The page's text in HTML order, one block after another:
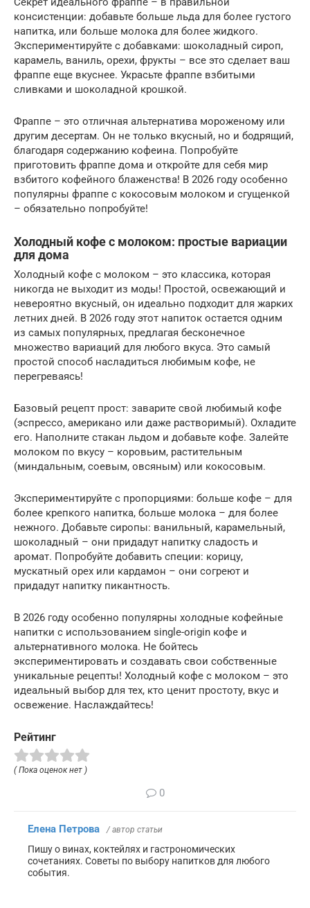
консистенции: добавьте больше льда для более густого
напитка, или больше молока для более жидкого.
Экспериментируйте с добавками: шоколадный сироп,
карамель, ваниль, орехи, фрукты – все это сделает ваш
фраппе еще вкуснее. Украсьте фраппе взбитыми
сливками и шоколадной крошкой.
Фраппе – это отличная альтернатива мороженому или
другим десертам. Он не только вкусный, но и бодрящий,
благодаря содержанию кофеина. Попробуйте
приготовить фраппе дома и откройте для себя мир
взбитого кофейного блаженства! В 2026 году особенно
популярны фраппе с кокосовым молоком и сгущенкой
– обязательно попробуйте!
Холодный кофе с молоком: простые вариации
для дома
Холодный кофе с молоком – это классика, которая
никогда не выходит из моды! Простой, освежающий и
невероятно вкусный, он идеально подходит для жарких
летних дней. В 2026 году этот напиток остается одним
из самых популярных, предлагая бесконечное
множество вариаций для любого вкуса. Это самый
простой способ насладиться любимым кофе, не
перегреваясь!
Базовый рецепт прост: заварите свой любимый кофе
(эспрессо, американо или даже растворимый). Охладите
его. Наполните стакан льдом и добавьте кофе. Залейте
молоком по вкусу – коровьим, растительным
(миндальным, соевым, овсяным) или кокосовым.
Экспериментируйте с пропорциями: больше кофе – для
более крепкого напитка, больше молока – для более
нежного. Добавьте сиропы: ванильный, карамельный,
шоколадный – они придадут напитку сладость и
аромат. Попробуйте добавить специи: корицу,
мускатный орех или кардамон – они согреют и
придадут напитку пикантность.
В 2026 году особенно популярны холодные кофейные
напитки с использованием single-origin кофе и
альтернативного молока. Не бойтесь
экспериментировать и создавать свои собственные
уникальные рецепты! Холодный кофе с молоком – это
идеальный выбор для тех, кто ценит простоту, вкус и
освежение. Наслаждайтесь!
Рейтинг
( Пока оценок нет )
0
Елена Петрова / автор статьи
Пишу о винах, коктейлях и гастрономических
сочетаниях. Советы по выбору напитков для любого
события.